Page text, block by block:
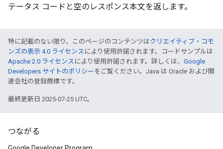
テータス コードと空のレスポンス本文を返します。
特に記載のない限り、このページのコンテンツはクリエイティブ・コモ
ンズの表示 4.0 ライセンス により使用許諾されます。コードサンプルは
Apache 2.0 ライセンス により使用許諾されます。詳しくは、 Google
Developers サイトのポリシー をご覧ください。Java は Oracle および関
連会社の登録商標です。
最終更新日 2025-07-25 UTC。
つながる